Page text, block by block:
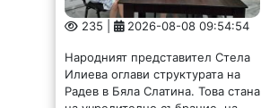
235 | 2026-08-08 09:54:54
Народният представител Стела
Илиева оглави структурата на
Радев в Бяла Слатина. Това стана